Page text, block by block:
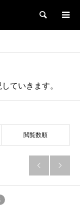
検索
ていきます。
閲覧数順
 